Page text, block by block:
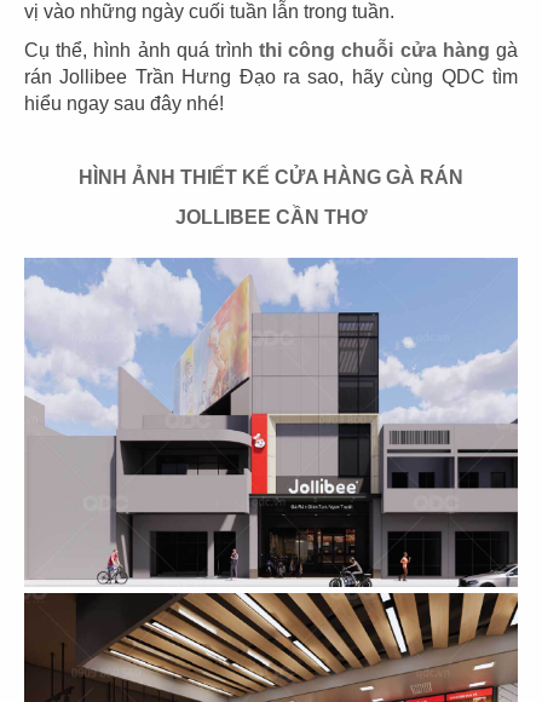
vị vào những ngày cuối tuần lẫn trong tuần.
Cụ thể, hình ảnh quá trìnhthi công chuỗi cửa hàng gà
rán Jollibee Trần Hưng Đạo ra sao, hãy cùng QDC tìm
hiểu ngay sau đây nhé!
HÌNH ẢNH THIẾT KẾ CỬA HÀNG GÀ RÁN
JOLLIBEE CẦN THƠ
KATINAT CHEESE COFFEE
07
KOI THÉ
CN Tân Sơn Nhì
08
KOI THÉ
CN Pearl Plaza
KOI THÉ
CN Nguyễn Tri Phương
10
KOI THÉ
CN Estella